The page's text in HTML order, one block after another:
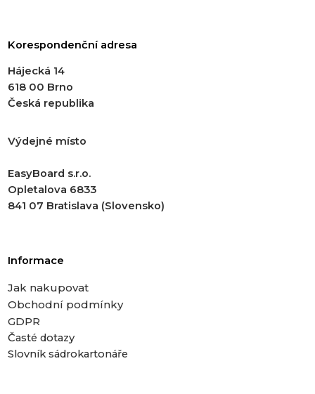
Korespondenční adresa
Hájecká 14
618 00 Brno
Česká republika
Výdejné místo
EasyBoard s.r.o.
Opletalova 6833
841 07 Bratislava (Slovensko)
Informace
Jak nakupovat
Obchodní podmínky
GDPR
Časté dotazy
Slovník sádrokartonáře